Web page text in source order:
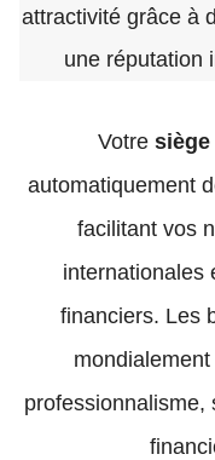
attractivité grâce à
une réputation
Votre
automatiquement
facilitant vos
internationales
financiers. Les
professionnalisme,